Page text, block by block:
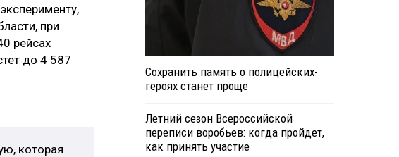
при
рейсах
до 4 587
которая
Сохранить память о полицейских-
героях станет проще
Летний сезон Всероссийской
переписи воробьев: когда пройдет,
как принять участие